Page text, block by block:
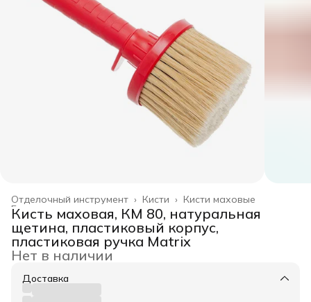
Кисти маховые
Кисти ›
Отделочный инструмент ›
Главная
Кисть маховая, КМ 80, натуральная
щетина, пластиковый корпус,
пластиковая ручка Matrix
Нет в наличии
Доставка